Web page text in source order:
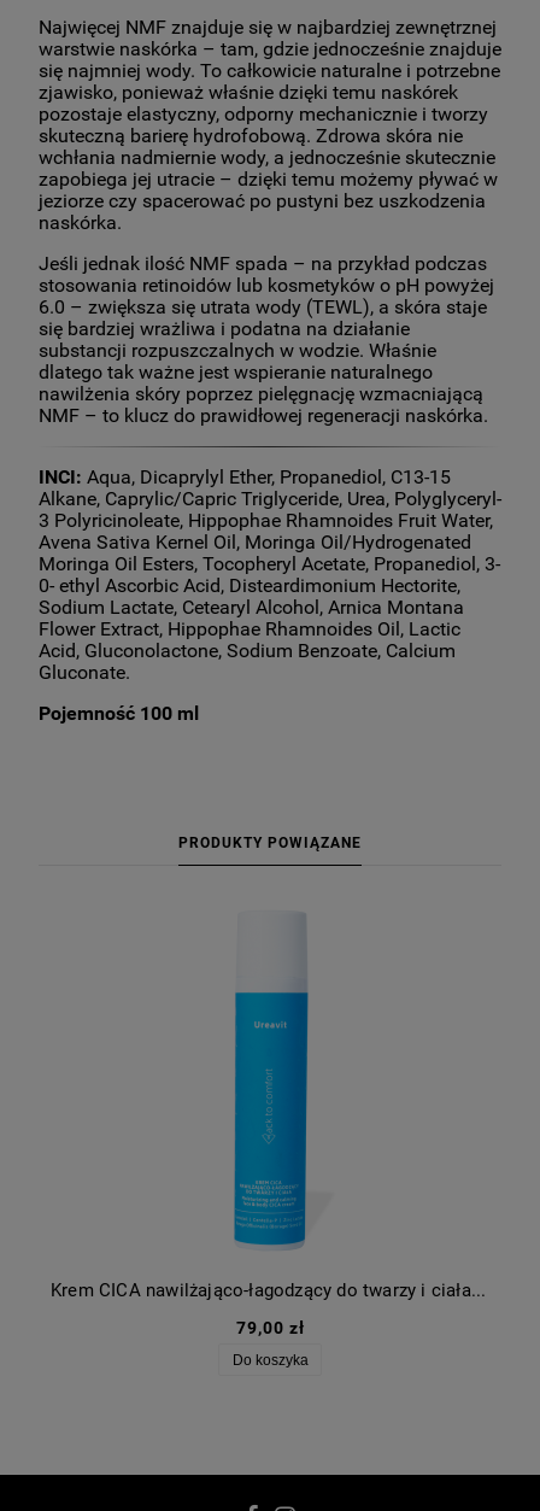
Najwięcej NMF znajduje się w najbardziej zewnętrznej
warstwie naskórka – tam, gdzie jednocześnie znajduje
się najmniej wody. To całkowicie naturalne i potrzebne
zjawisko, ponieważ właśnie dzięki temu naskórek
pozostaje elastyczny, odporny mechanicznie i tworzy
skuteczną barierę hydrofobową. Zdrowa skóra nie
wchłania nadmiernie wody, a jednocześnie skutecznie
zapobiega jej utracie – dzięki temu możemy pływać w
jeziorze czy spacerować po pustyni bez uszkodzenia
naskórka.
Jeśli jednak ilość NMF spada – na przykład podczas
stosowania retinoidów lub kosmetyków o pH powyżej
6.0 – zwiększa się utrata wody (TEWL), a skóra staje
się bardziej wrażliwa i podatna na działanie
substancji rozpuszczalnych w wodzie. Właśnie
dlatego tak ważne jest wspieranie naturalnego
nawilżenia skóry poprzez pielęgnację wzmacniającą
NMF – to klucz do prawidłowej regeneracji naskórka.
INCI: Aqua, Dicaprylyl Ether, Propanediol, C13-15
Alkane, Caprylic/Capric Triglyceride, Urea, Polyglyceryl-
3 Polyricinoleate, Hippophae Rhamnoides Fruit Water,
Avena Sativa Kernel Oil, Moringa Oil/Hydrogenated
Moringa Oil Esters, Tocopheryl Acetate, Propanediol, 3-
0- ethyl Ascorbic Acid, Disteardimonium Hectorite,
Sodium Lactate, Cetearyl Alcohol, Arnica Montana
Flower Extract, Hippophae Rhamnoides Oil, Lactic
Acid, Gluconolactone, Sodium Benzoate, Calcium
Gluconate.
Pojemność 100 ml
PRODUKTY POWIĄZANE
Krem CICA nawilżająco-łagodzący do twarzy i ciała UREAVIT
79,00 zł
Do koszyka